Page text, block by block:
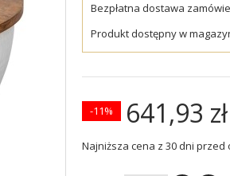
Bezpłatna dostawa
Produkt dostępny w
641,93 zł
-11%
Najniższa cena z 30 dni przed